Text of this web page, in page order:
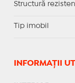
Structură
Tip imobil
INFORMAŢII